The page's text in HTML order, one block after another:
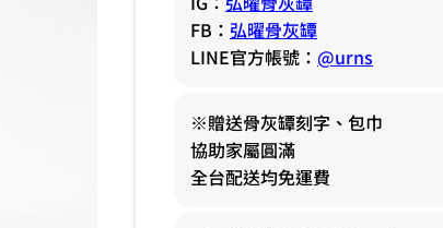
FB： 弘曜骨灰罈
LINE官方帳號： @urns
※贈送骨灰罈刻字、包巾
協助家屬圓滿
全台配送均免運費